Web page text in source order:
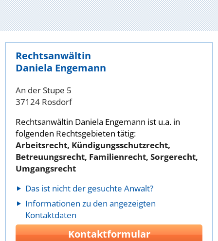
Rechtsanwältin
Daniela Engemann
An der Stupe 5
37124 Rosdorf
Rechtsanwältin Daniela Engemann ist u.a. in
folgenden Rechtsgebieten tätig:
Arbeitsrecht, Kündigungsschutzrecht,
Betreuungsrecht, Familienrecht, Sorgerecht,
Umgangsrecht
Das ist nicht der gesuchte Anwalt?
Informationen zu den angezeigten
Kontaktdaten
Kontaktformular